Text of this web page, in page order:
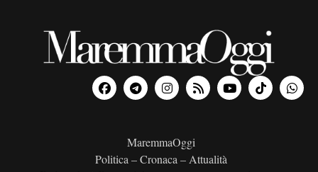
MaremmaOggi
Politica – Cronaca – Attualità